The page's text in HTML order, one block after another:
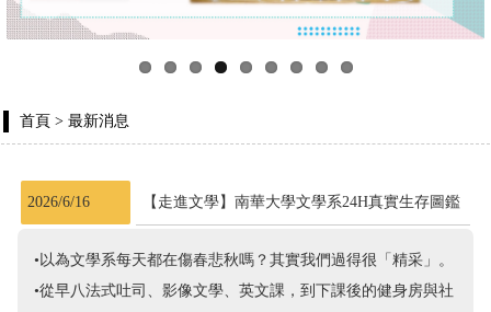
首頁 > 最新消息
2026/6/16 【走進文學】南華大學文學系24H真實生存圖鑑
•以為文學系每天都在傷春悲秋嗎？其實我們過得很「精采」。
•從早八法式吐司、影像文學、英文課，到下課後的健身房與社